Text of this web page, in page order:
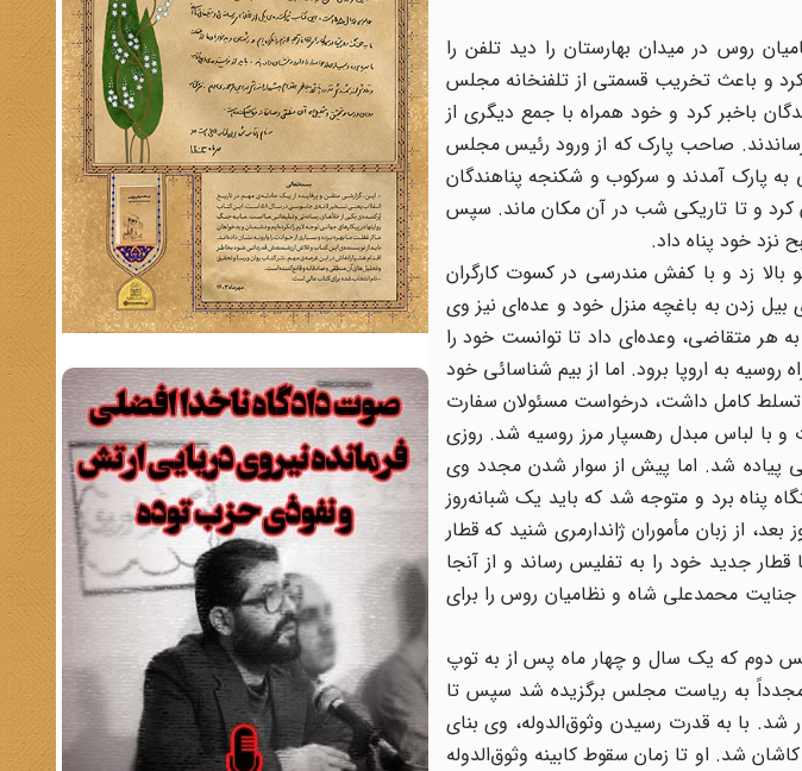
تجمع نظامیان روس در میدان بهارستان را دید تلفن را
و باعث تخریب قسمتی از تلفنخانه مجلس
باخبر کرد و خود همراه با جمع دیگری از
رساندند. صاحب پارک که از ورود رئیس مجلس
به پارک آمدند و سرکوب و شکنجه پناهندگان
کرد و تا تاریکی شب در آن مکان ماند. سپس
نزد خود پناه داد.
بالا زد و با کفش مندرسی در کسوت کارگران
بیل زدن به باغچه منزل خود و عده‌ای نیز وی
به هر متقاضی، وعده‌ای داد تا توانست خود را
به اروپا برود. اما از بیم شناسائی خود
تسلط کامل داشت، درخواست مسئولان سفارت
و با لباس مبدل رهسپار مرز روسیه شد. روزی
پیاده شد. اما پیش از سوار شدن مجدد وی
پناه برد و متوجه شد که باید یک شبانه‌روز
از زبان مأموران ژاندارمری شنید که قطار
جدید خود را به تفلیس رساند و از آنجا
محمد‌علی شاه و نظامیان روس را برای
دوم که یک سال و چهار ماه پس از به توپ
مجدداً به ریاست مجلس برگزیده شد سپس تا
شد. با به قدرت رسیدن وثوق‌الدوله، وی بنای
وی به کاشان شد. او تا زمان سقوط کابینه وثوق‌الدوله